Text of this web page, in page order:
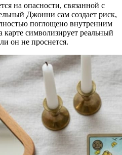
на опасности, связанной с
Джонни сам создает риск,
поглощено внутренним
символизирует реальный
он не проснется.